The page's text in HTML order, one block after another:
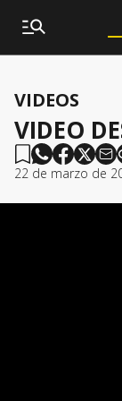
VIDEOS
VIDEO
22 de marzo de